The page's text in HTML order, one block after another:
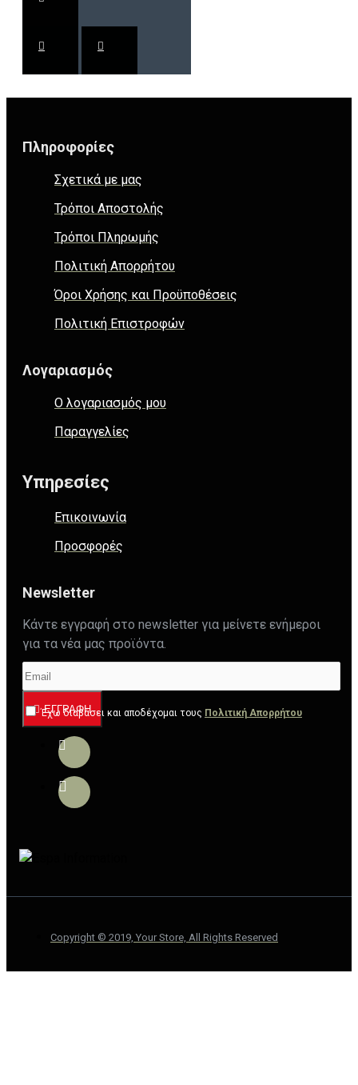
Πληροφορίες
Σχετικά με μας
Τρόποι Αποστολής
Τρόποι Πληρωμής
Πολιτική Απορρήτου
Όροι Χρήσης και Προϋποθέσεις
Πολιτική Επιστροφών
Λογαριασμός
Ο λογαριασμός μου
Παραγγελίες
Υπηρεσίες
Επικοινωνία
Προσφορές
Newsletter
Κάντε εγγραφή στο newsletter για μείνετε ενήμεροι
για τα νέα μας προϊόντα.
ΕΓΓΡΑΦΉ
Έχω διαβάσει και αποδέχομαι τους Πολιτική Απορρήτου
Copyright © 2019, Your Store, All Rights Reserved